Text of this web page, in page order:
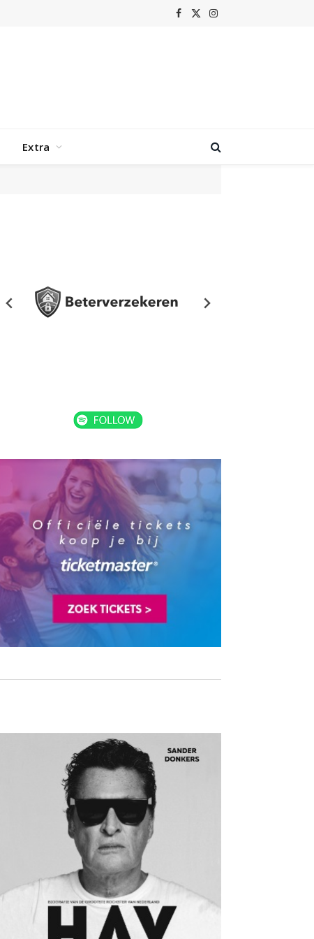
Facebook
X
Instagram
Extra